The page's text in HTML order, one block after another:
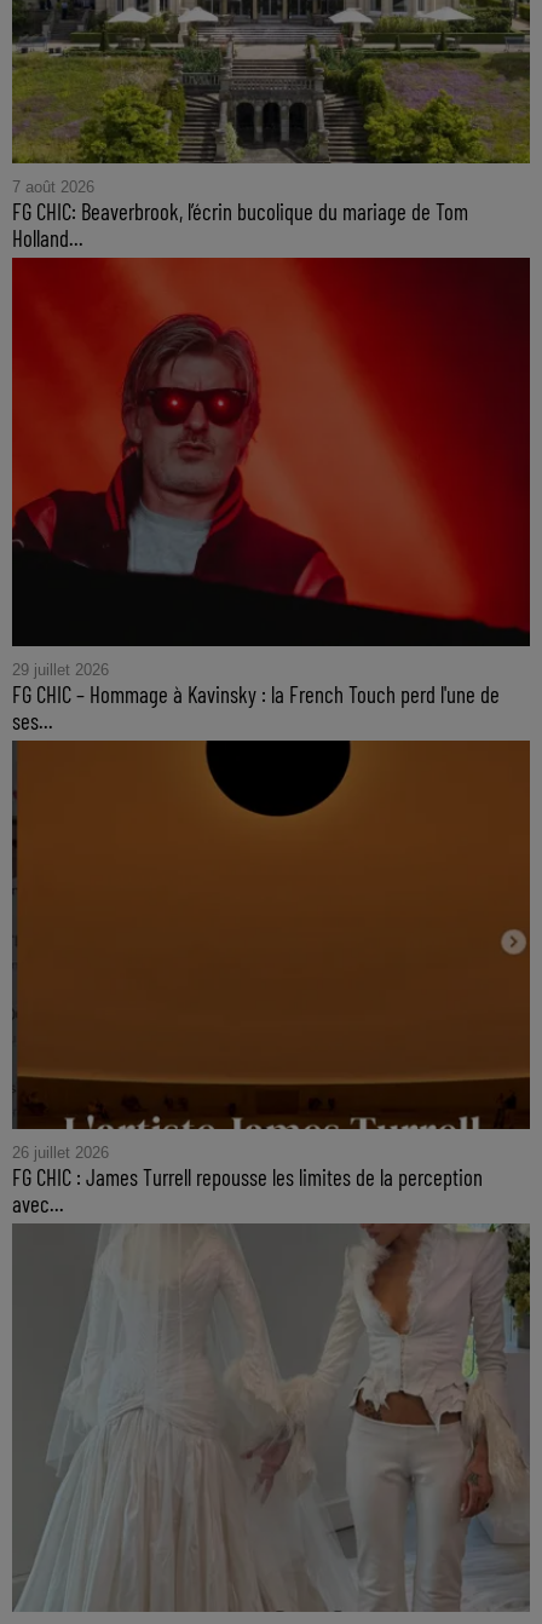
7 août 2026
FG CHIC: Beaverbrook, l’écrin bucolique du mariage de Tom
Holland...
29 juillet 2026
FG CHIC – Hommage à Kavinsky : la French Touch perd l'une de
ses...
26 juillet 2026
FG CHIC : James Turrell repousse les limites de la perception
avec...